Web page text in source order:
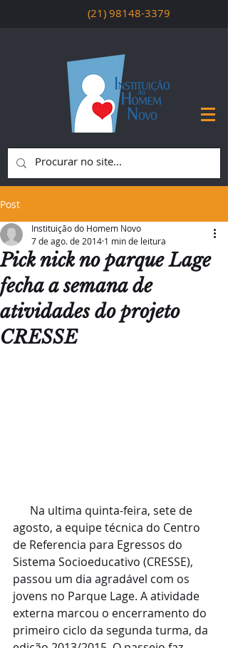
(21) 98148-3379
Post
Pick nick no parque Lage
fecha a semana de
atividades do projeto
CRESSE
Instituição do Homem Novo
7 de ago. de 2014 1 min de leitura
agosto, a equipe técnica do Centro
de Referencia para Egressos do
Sistema Socioeducativo (CRESSE),
passou um dia agradável com os
jovens no Parque Lage. A atividade
externa marcou o encerramento do
primeiro ciclo da segunda turma, da